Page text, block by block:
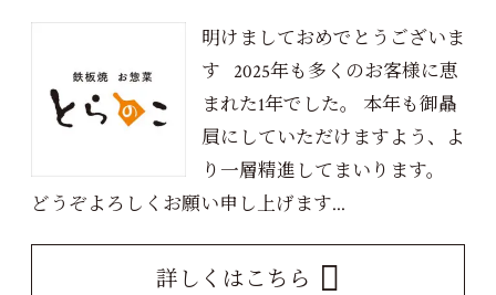
明けましておめでとうございま
す 2025年も多くのお客様に恵
まれた1年でした。 本年も御贔
屓にしていただけますよう、よ
り一層精進してまいります。
どうぞよろしくお願い申し上げます...
詳しくはこちら